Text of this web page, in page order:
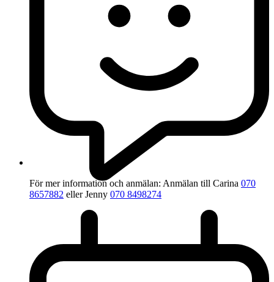
För mer information och anmälan: Anmälan till Carina 070
8657882 eller Jenny 070 8498274